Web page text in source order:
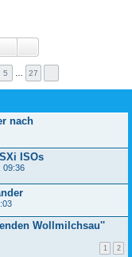
5 27
nach
ISOs
09:36
Wollmilchsau''
1 2